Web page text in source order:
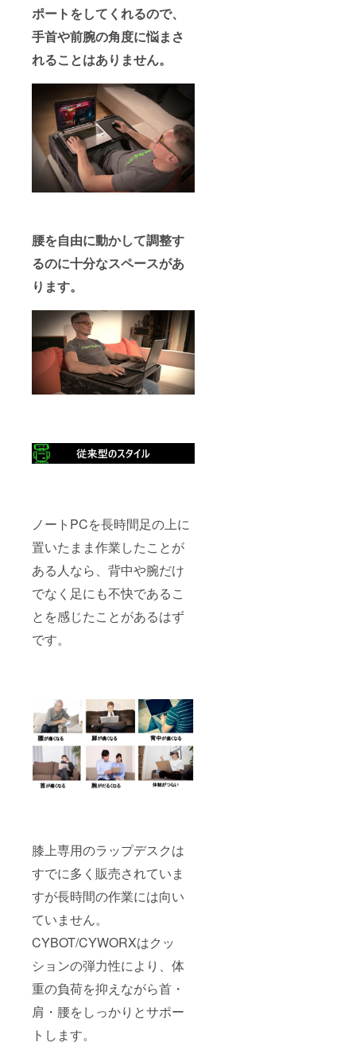
ポートをしてくれるので、
手首や前腕の角度に悩まさ
れることはありません。
腰を自由に動かして調整す
るのに十分なスペースがあ
ります。
ノートPCを長時間足の上に
置いたまま作業したことが
ある人なら、背中や腕だけ
でなく足にも不快であるこ
とを感じたことがあるはず
です。
膝上専用のラップデスクは
すでに多く販売されていま
すが長時間の作業には向い
ていません。
CYBOT/CYWORXはクッ
ションの弾力性により、体
重の負荷を抑えながら首・
肩・腰をしっかりとサポー
トします。